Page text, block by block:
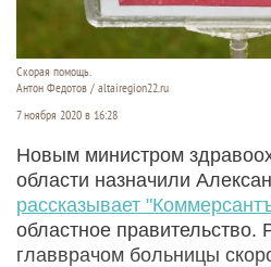
Скорая помощь.
Антон Федотов / altairegion22.ru
7 ноября 2020 в 16:28
Новым министром
области назначили
рассказывает
областное правительство.
главврачом больницы